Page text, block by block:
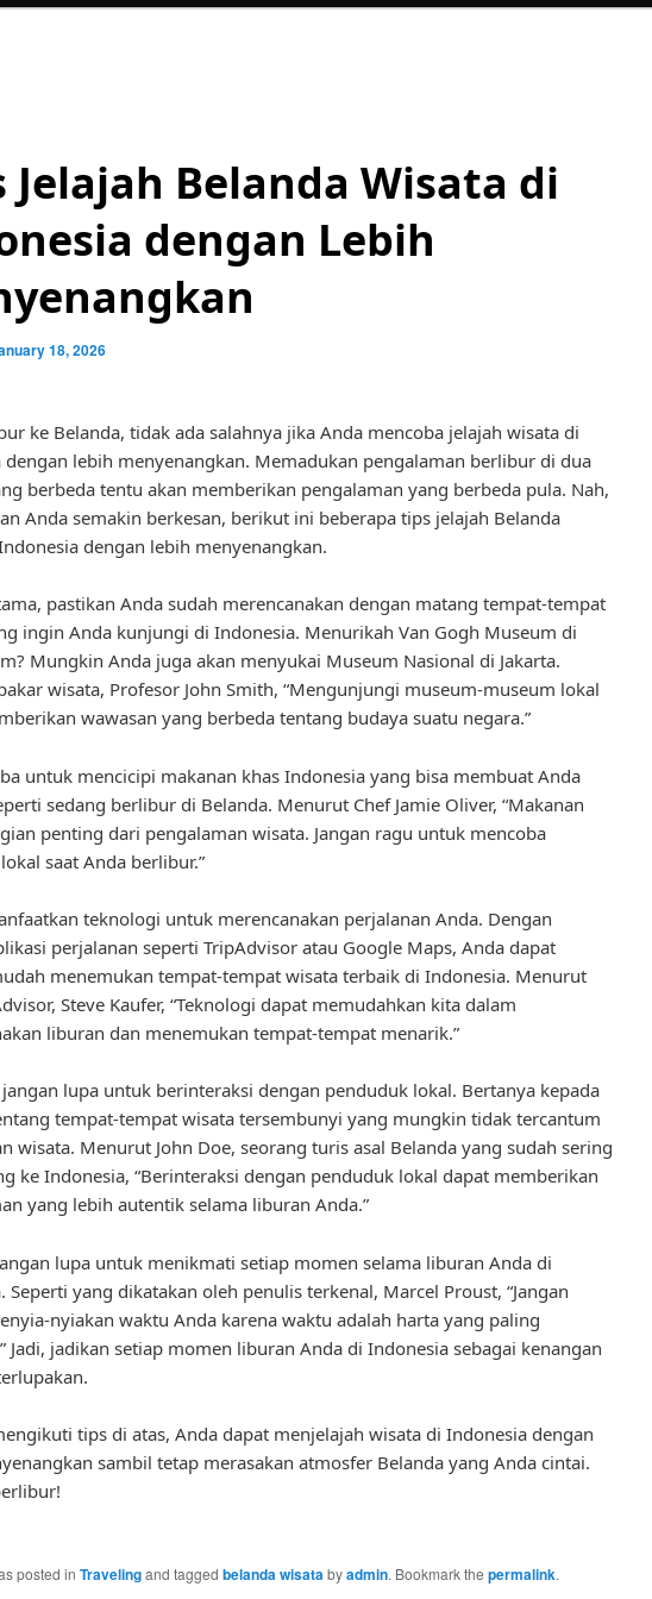
Jelajah Belanda Wisata di
dengan Lebih
18, 2026
ke Belanda, tidak ada salahnya jika Anda mencoba jelajah wisata di
dengan lebih menyenangkan. Memadukan pengalaman berlibur di dua
berbeda tentu akan memberikan pengalaman yang berbeda pula. Nah,
Anda semakin berkesan, berikut ini beberapa tips jelajah Belanda
dengan lebih menyenangkan.
pastikan Anda sudah merencanakan dengan matang tempat-tempat
ingin Anda kunjungi di Indonesia. Menurikah Van Gogh Museum di
Mungkin Anda juga akan menyukai Museum Nasional di Jakarta.
wisata, Profesor John Smith, “Mengunjungi museum-museum lokal
wawasan yang berbeda tentang budaya suatu negara.”
untuk mencicipi makanan khas Indonesia yang bisa membuat Anda
sedang berlibur di Belanda. Menurut Chef Jamie Oliver, “Makanan
penting dari pengalaman wisata. Jangan ragu untuk mencoba
saat Anda berlibur.”
teknologi untuk merencanakan perjalanan Anda. Dengan
perjalanan seperti TripAdvisor atau Google Maps, Anda dapat
menemukan tempat-tempat wisata terbaik di Indonesia. Menurut
Steve Kaufer, “Teknologi dapat memudahkan kita dalam
liburan dan menemukan tempat-tempat menarik.”
jangan lupa untuk berinteraksi dengan penduduk lokal. Bertanya kepada
tempat-tempat wisata tersembunyi yang mungkin tidak tercantum
wisata. Menurut John Doe, seorang turis asal Belanda yang sudah sering
ke Indonesia, “Berinteraksi dengan penduduk lokal dapat memberikan
yang lebih autentik selama liburan Anda.”
lupa untuk menikmati setiap momen selama liburan Anda di
Seperti yang dikatakan oleh penulis terkenal, Marcel Proust, “Jangan
nyiakan waktu Anda karena waktu adalah harta yang paling
Jadi, jadikan setiap momen liburan Anda di Indonesia sebagai kenangan
tips di atas, Anda dapat menjelajah wisata di Indonesia dengan
sambil tetap merasakan atmosfer Belanda yang Anda cintai.
posted in Travelingand tagged belanda wisata byadmin. Bookmark the permalink.